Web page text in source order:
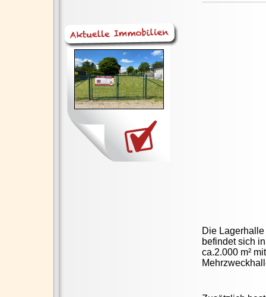
Die
befindet sich
ca.2.000 m²